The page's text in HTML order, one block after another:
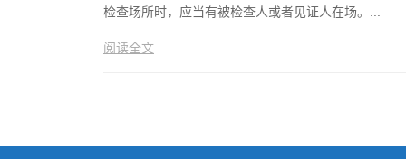
检查场所时，应当有被检查人或者见证人在场。...
阅读全文